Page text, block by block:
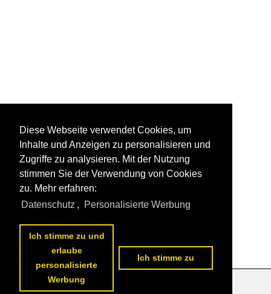
Datenschutzerklärung
Diese Webseite verwendet Cookies, um
Inhalte und Anzeigen zu personalisieren und
Zugriffe zu analysieren. Mit der Nutzung
stimmen Sie der Verwendung von Cookies
zu. Mehr erfahren:
Datenschutz , Personalisierte Werbung
Ich stimme zu und
erlaube
personalisierte
Werbung
Ich stimme zu